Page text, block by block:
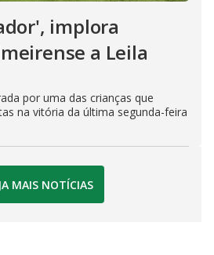
implora
a Leila
por uma das crianças que
na vitória da última segunda-feira
MAIS NOTÍCIAS